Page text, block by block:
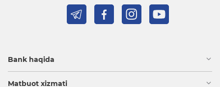
Bank haqida
Matbuot xizmati